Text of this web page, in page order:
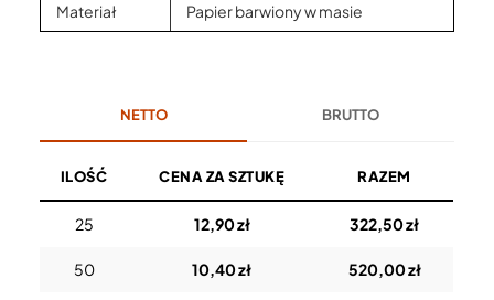
Materiał Papier barwiony w masie
NETTO BRUTTO
ILOŚĆ CENA ZA SZTUKĘ RAZEM
25 12,90 zł 322,50 zł
50 10,40 zł 520,00 zł